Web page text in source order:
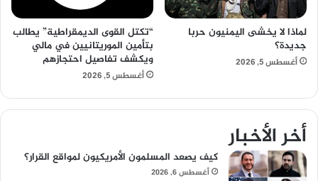
لماذا لا يخشى اليمنيون حربا
جديدة؟
أغسطس 5, 2026
“تكتل القوى الديمقراطية” يطالب
بتأمين الموريتانيين في مالي
ويكشف تفاصيل احتجازهم
أغسطس 5, 2026
أخر الأخبار
كيف يصعد المسلمون الأمريكيون لمواقع القرار؟
أغسطس 6, 2026